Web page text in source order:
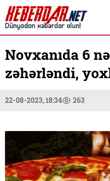
Novxanıda 6
zəhərləndi,
22-08-2023, 18:34 263